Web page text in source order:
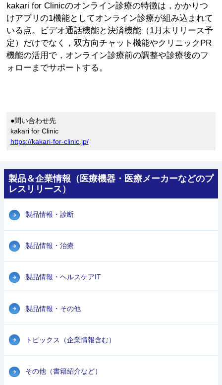
kakari for Clinicのオンライン診療の特徴は，かかりつ
けアプリの1機能としてオンライン診療が組み込まれて
いる点。ビデオ通話機能と決済機能（1月末リリース予
定）だけでなく，双方向チャット機能やクリニックPR
機能の活用で，オンライン診療前の調整や診療後のフ
ォローまでサポートする。
●問い合わせ先
kakari for Clinic
https://kakari-for-clinic.jp/
製品＆企業情報（医療機器・医療メーカーなどのプ
レスリリース）
製品情報・診断
製品情報・治療
製品情報・ヘルスケアIT
製品情報・その他
トピックス（企業情報含む）
その他（書籍紹介など）